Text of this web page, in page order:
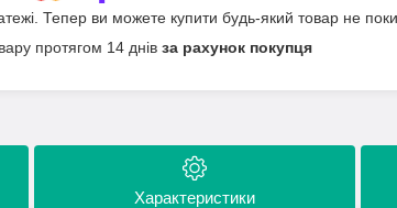
Тепер ви можете купити будь-який товар не
протягом 14 днів за рахунок покупця
Характеристики